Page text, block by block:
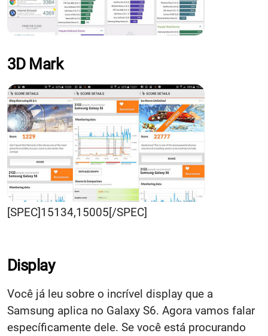
3D Mark
[SPEC]15134,15005[/SPEC]
Display
Você já leu sobre o incrível display que a
Samsung aplica no Galaxy S6. Agora vamos falar
específicamente dele. Se você está procurando